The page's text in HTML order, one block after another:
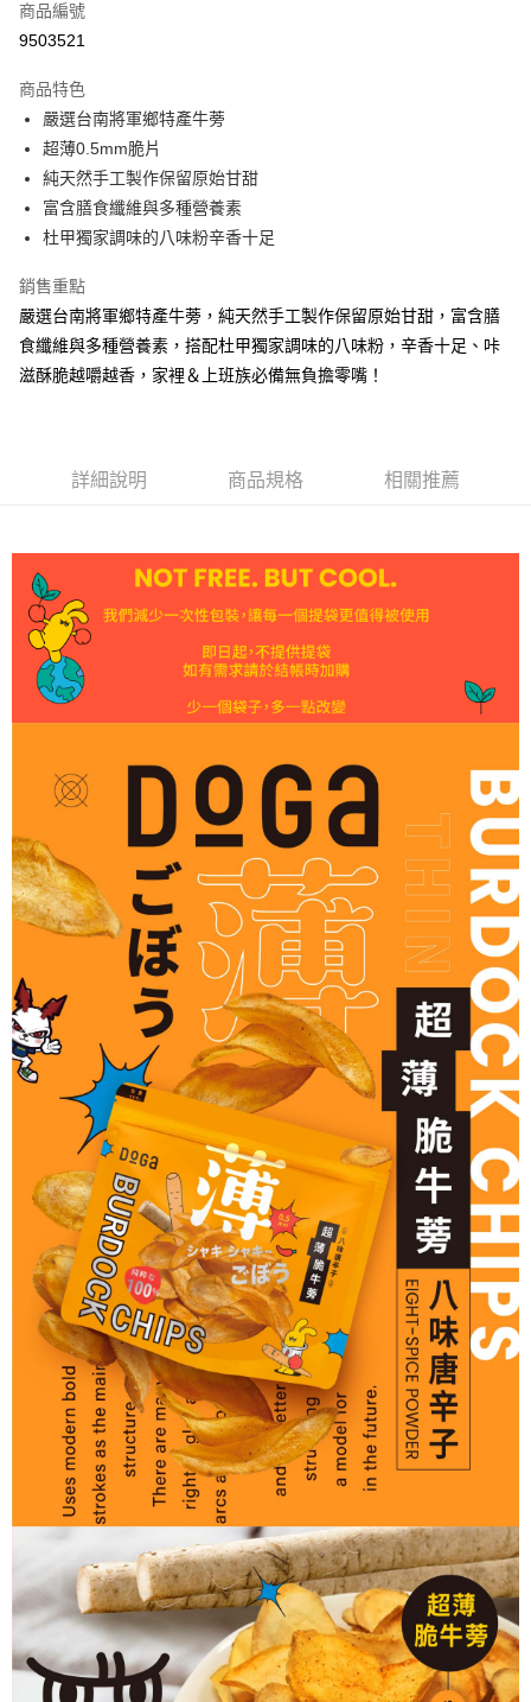
超商取貨付款
Apple Pay
悠遊付
Google Pay
AFTEE先享後付
相關說明
AFTEE先享後付是「在收到商品之後才付款」的支付方式。 讓您購物簡單
便利好安心！
１．簡單：不需註冊會員、不需綁卡、不需儲值。
２．便利：只要手機號碼，簡訊認證，即可結帳。
１．於結帳方式選擇「AFTEE先享後付」後，將跳轉至「AFTEE先享後付」
結帳頁面，進行簡訊認證並確認金額後，即可完成結帳。
ATM／網路銀行／等多元方式進行付款，方視為交易完成。
※ 請注意：結帳手續完成當下不需立刻繳費，但若您需要取消訂單，請聯絡
購買商品的店家。未經商家同意取消之訂單仍視為有效，需透過AFTEE先享
後付繳納相關費用。
※ 交易是否成功請以「AFTEE先享後付 」之結帳頁面顯示為準，若有關於
是否繳費成功／繳費後需取消欲退款等相關疑問，請聯繫「AFTEE先享後付
客戶支援中心」
【注意事項】
易，需依本服務之必要範圍內提供個人資料，並將交易相關給付款項請求債
權轉讓予恩沛科技股份有限公司。
２．關於個人資料處理事宜，請瀏覽以下網址：
https://aftee.tw/terms/#terms3
３．未成年的使用者請事先徵得法定代理人或監護人之同意方可使用
「AFTEE先享後付」，若未經同意申辦者引起之損失，本公司不負相關責
任。
４．使用「AFTEE先享後付」時，將依據個別帳號之用戶狀況，依本公司即
時審查核予不同之上限額度；若仍有額度不足之情形，本公司將視審查結果
請求用戶進行身份認證。
５．嚴禁一人註冊多個帳號或使用他人資訊註冊。若發現惡意使用之情形，
恩沛科技股份有限公司將有權停止該用戶之使用額度並採取法律行動。
ATM付款
每筆NT$60，滿NT$1,000(含以上)免運費
每筆NT$60，滿NT$1,000(含以上)免運費
7-11取貨付款
每筆NT$60，滿NT$1,000(含以上)免運費
付款後7-11取貨
每筆NT$60，滿NT$1,000(含以上)免運費
7-11取貨(快速到店)
每筆NT$85，滿NT$1,200(含以上)免運費
本島宅配
每筆NT$120，滿NT$1,500(含以上)免運費
離島宅配
每筆NT$320，滿NT$2,000(含以上)免運費
付款後DoGa門市自取
免運費
付款後台南山上區工廠或DoGa安平門市自取(安平門市取杜甲商品
需7個工作天)
貨到付款
每筆NT$150，滿NT$2,000(含以上)免運費
順豐速運(港澳限定) 查看運費
商品編號
9503521
商品特色
嚴選台南將軍鄉特產牛蒡
超薄0.5mm脆片
純天然手工製作保留原始甘甜
富含膳食纖維與多種營養素
杜甲獨家調味的八味粉辛香十足
銷售重點
嚴選台南將軍鄉特產牛蒡，純天然手工製作保留原始甘甜，富含膳
食纖維與多種營養素，搭配杜甲獨家調味的八味粉，辛香十足、咔
滋酥脆越嚼越香，家裡＆上班族必備無負擔零嘴！
詳細說明 商品規格 相關推薦